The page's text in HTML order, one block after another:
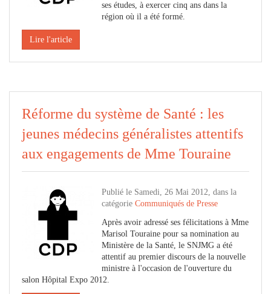
ses études, à exercer cinq ans dans la
région où il a été formé.
Lire l'article
Réforme du système de Santé : les
jeunes médecins généralistes attentifs
aux engagements de Mme Touraine
Publié le Samedi, 26 Mai 2012, dans la
catégorie Communiqués de Presse
Après avoir adressé ses félicitations à Mme
Marisol Touraine pour sa nomination au
Ministère de la Santé, le SNJMG a été
attentif au premier discours de la nouvelle
ministre à l'occasion de l'ouverture du
salon Hôpital Expo 2012.